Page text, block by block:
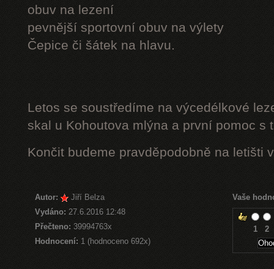
obuv na lezení
pevnější sportovní obuv na výlety
Čepice či šátek na hlavu.
Letos se soustředíme na výcedélkové
skal u Kohoutova mlýna a první pomoc s
Končit budeme pravděpodobně na letišti
Autor:
Jiří Belza
Vydáno: 27.6.2016 12:48
Přečteno:39994763x
Hodnocení: 1 (hodnoceno 692x)
Vaše
1 2